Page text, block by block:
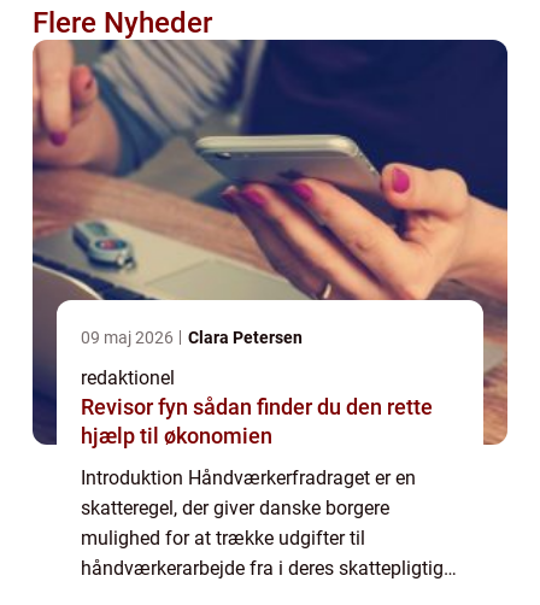
Flere Nyheder
09 maj 2026 Clara Petersen
redaktionel
Revisor fyn sådan finder du den rette
hjælp til økonomien
Introduktion Håndværkerfradraget er en
skatteregel, der giver danske borgere
mulighed for at trække udgifter til
håndværkerarbejde fra i deres skattepligtige